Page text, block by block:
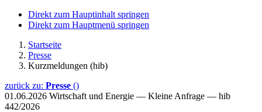
Direkt zum Hauptinhalt springen
Direkt zum Hauptmenü springen
Startseite
Presse
Kurzmeldungen (hib)
zurück zu: Presse ()
01.06.2026 Wirtschaft und Energie — Kleine Anfrage — hib
442/2026